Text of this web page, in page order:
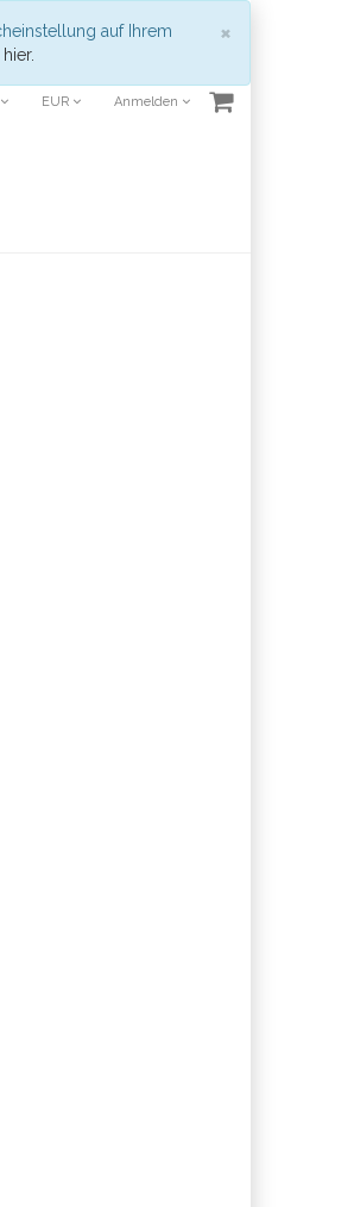
×
auf Ihrem
EUR Anmelden